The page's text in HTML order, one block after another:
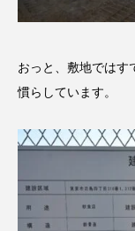
おっと、敷地ではす
慣らしています。